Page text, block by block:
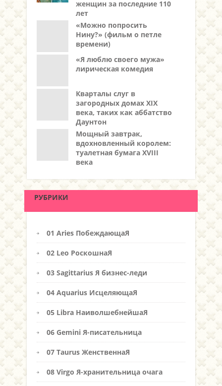
женщин за последние 110
лет
«Можно попросить
Нину?» (фильм о петле
времени)
«Я люблю своего мужа»
лирическая комедия
Кварталы слуг в
загородных домах XIX
века, таких как аббатство
Даунтон
Мощный завтрак,
вдохновленный королем:
туалетная бумага XVIII
века
РУБРИКИ
01 Aries ПобеждающаЯ
02 Leo РоскошнаЯ
03 Sagittarius Я бизнес-леди
04 Aquarius ИсцеляющаЯ
05 Libra НаиволшебнейшаЯ
06 Gemini Я-писательница
07 Taurus ЖенственнаЯ
08 Virgo Я-хранительница очага